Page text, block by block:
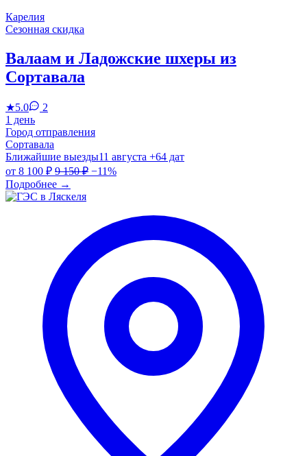
Карелия
Сезонная скидка
Валаам и Ладожские шхеры из
Сортавала
★5.0
2
1 день
Город отправления
Сортавала
Ближайшие выезды11 августа +64 дат
от 8 100 ₽ 9 150 ₽ −11%
Подробнее →